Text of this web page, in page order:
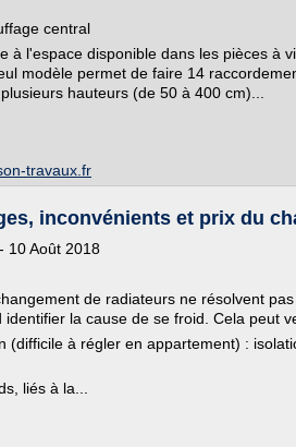
central
à l'espace disponible dans les pièces à
modèle permet de faire 14
hauteurs (de 50 à 400 cm)...
travaux.fr
inconvénients et prix du
10 Août 2018
de radiateurs ne résolvent
identifier la cause de se froid. Cela peut
(difficile à régler en appartement) :
liés à la...